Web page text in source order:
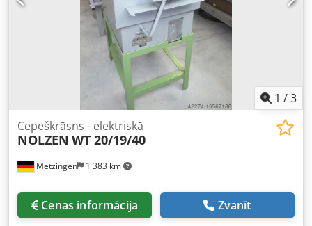
1 /3
Metzingen 1 383 km
Cepeškrāsns - elektriskā
NOLZEN WT 20/19/40
Cenas informācija Zvanīt